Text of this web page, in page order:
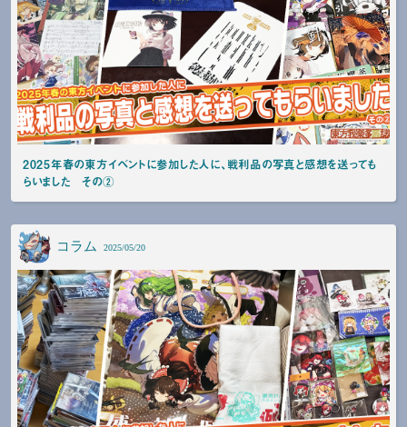
2025年春の東方イベントに参加した人に、戦利品の写真と感想を送っても
らいました その②
コラム 2025/05/20